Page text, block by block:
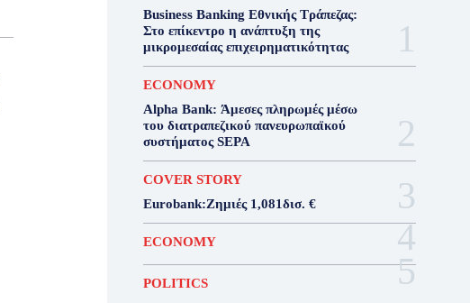
Business Banking Εθνικής Τράπεζας:
Στο επίκεντρο η ανάπτυξη της
μικρομεσαίας επιχειρηματικότητας
ECONOMY
Alpha Bank: Άμεσες πληρωμές μέσω
του διατραπεζικού πανευρωπαϊκού
συστήματος SEPA
COVER STORY
Eurobank:Ζημιές 1,081δισ. €
ECONOMY
POLITICS